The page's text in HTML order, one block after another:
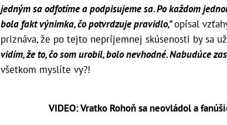
jedným sa odfotíme a podpisujeme sa. Po každom
bola fakt výnimka, čo potvrdzuje pravidlo,"opísal
priznáva, že po tejto nepríjemnej skúsenosti by sa
vidím, že to, čo som urobil, bolo nevhodné. Nabudúce
všetkom myslíte vy?!
VIDEO: Vratko Rohoň sa neovládol a